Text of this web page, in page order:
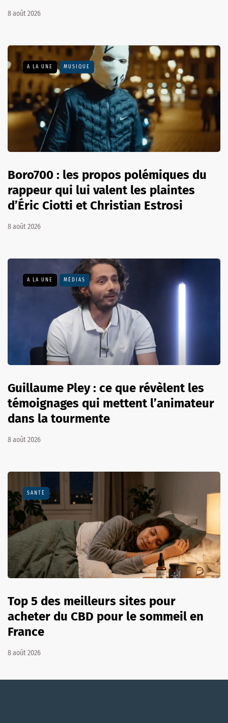
8 août 2026
A LA UNE MUSIQUE
Boro700 : les propos polémiques du
rappeur qui lui valent les plaintes
d’Éric Ciotti et Christian Estrosi
8 août 2026
A LA UNE MÉDIAS
Guillaume Pley : ce que révèlent les
témoignages qui mettent l’animateur
dans la tourmente
8 août 2026
SANTÉ
Top 5 des meilleurs sites pour
acheter du CBD pour le sommeil en
France
8 août 2026